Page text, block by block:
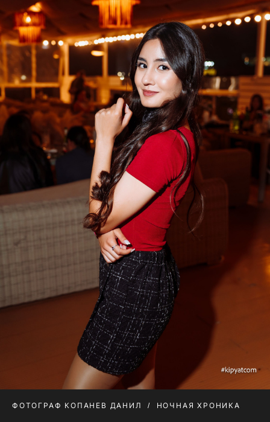
ФОТОГРАФ КОПАНЕВ ДАНИЛ НОЧНАЯ ХРОНИКА